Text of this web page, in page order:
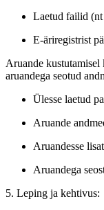
Laetud failid
E-äriregistrist
Aruande kustutamisel
aruandega seotud
Ülesse laetud
Aruande
Aruandesse
Aruandega
5. Leping ja kehtivus: